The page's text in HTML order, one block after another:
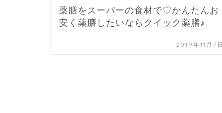
薬膳をスーパーの食材で♡かんたんお
安く薬膳したいならクイック薬膳♪
2019年11月7